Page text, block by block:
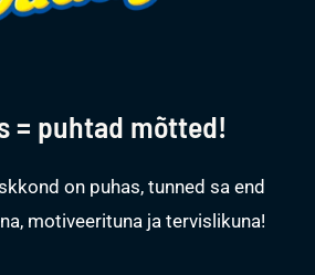
= puhtad mõtted!
on puhas, tunned sa end
motiveerituna ja tervislikuna!